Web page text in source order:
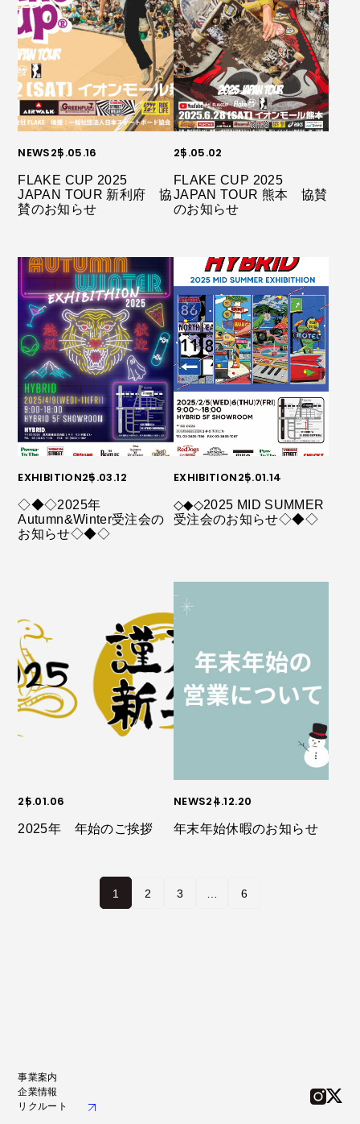
NEWS25.05.16
FLAKE CUP 2025
JAPAN TOUR 新利府 協
賛のお知らせ
25.05.02
FLAKE CUP 2025
JAPAN TOUR 熊本 協賛
のお知らせ
EXHIBITION25.03.12
◇◆◇2025年
Autumn&Winter受注会の
お知らせ◇◆◇
EXHIBITION25.01.14
◇◆◇2025 MID SUMMER
受注会のお知らせ◇◆◇
25.01.06
2025年 年始のご挨拶
NEWS24.12.20
年末年始休暇のお知らせ
1 2 3 6
事業案内
企業情報
リクルート